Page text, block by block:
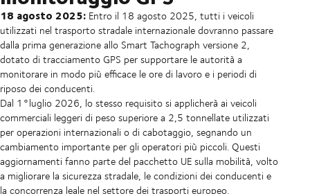
18 agosto 2025: Entro il 18 agosto 2025, tutti i veicoli
utilizzati nel trasporto stradale internazionale dovranno passare
dalla prima generazione allo Smart Tachograph versione 2,
dotato di tracciamento GPS per supportare le autorità a
monitorare in modo più efficace le ore di lavoro e i periodi di
riposo dei conducenti.
Dal 1°luglio 2026, lo stesso requisito si applicherà ai veicoli
commerciali leggeri di peso superiore a 2,5 tonnellate utilizzati
per operazioni internazionali o di cabotaggio, segnando un
cambiamento importante per gli operatori più piccoli. Questi
aggiornamenti fanno parte del pacchetto UE sulla mobilità, volto
a migliorare la sicurezza stradale, le condizioni dei conducenti e
la concorrenza leale nel settore dei trasporti europeo.